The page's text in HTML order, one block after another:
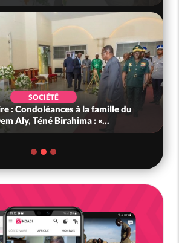
SOCIÉTÉ
: Condoléances à la famille du
Aly, Téné Birahima : «...